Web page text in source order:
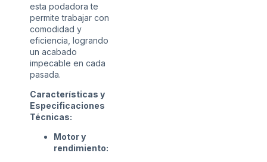
esta podadora te
permite trabajar con
comodidad y
eficiencia, logrando
un acabado
impecable en cada
pasada.
Características y
Especificaciones
Técnicas:
Motor y
rendimiento: